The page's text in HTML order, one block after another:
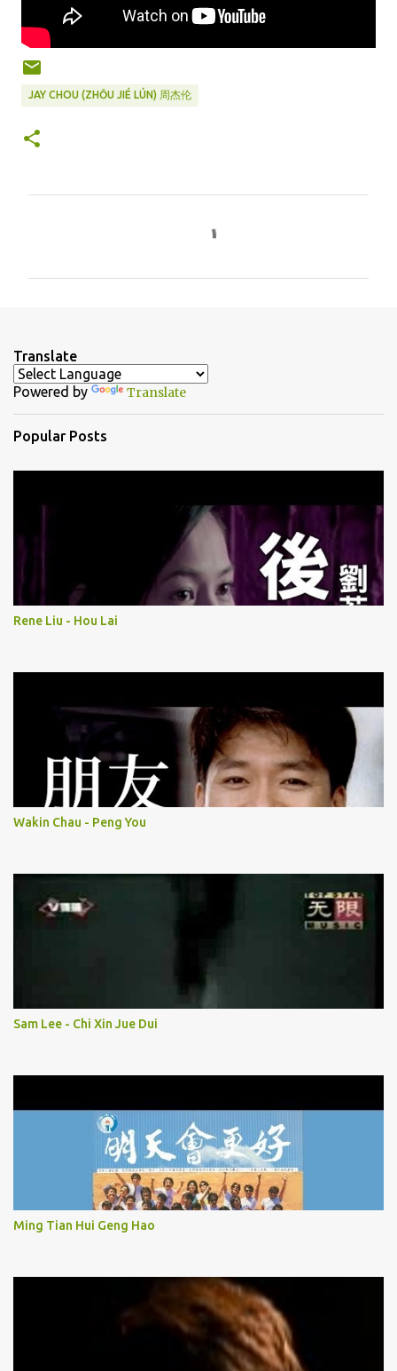
JAY CHOU (ZHŌU JIÉ LÚN) 周杰伦
t
s
Translate
Powered by Translate
Popular Posts
Rene Liu - Hou Lai
Wakin Chau - Peng You
Sam Lee - Chi Xin Jue Dui
Ming Tian Hui Geng Hao